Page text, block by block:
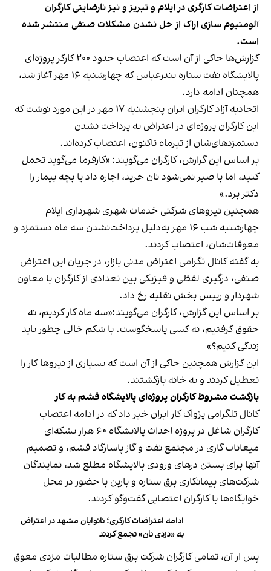
از اعتراضات کارگری در ایلام و تبریز و نیز نارضایتی کارگران
آلومنیوم سازی اراک از حل نشدن مشکلات صنفی منتشر شده
است.
گزارش‌ها حاکی از آن است که اعتصاب حدود ۲۰۰ کارگر پروژه‌ای
پالایشگاه نفت ستاره بندرعباس که چهارشنبه ۱۶ مهر آغاز شد،
همچنان ادامه دارد.
اتحادیه آزاد کارگران ایران پنجشنبه ۱۷ مهر در این مورد نوشت که
این کارگران پروژه‌ای در اعتراض به پرداخت‌ نشدن
دستمزدهای‌شان از تیرماه تاکنون، اعتصاب کرده‌اند.
بر اساس این گزارش، کارگران می‌گویند: «کارفرما می‌گوید تحمل
کنید، اما با صبر نمی‌شود نان خرید، اجاره داد یا بچه بیمار را
دکتر برد.»
همچنین نیروهای شرکتی خدمات شهری شهرداری ایلام
چهارشنبه شب ۱۶ مهر به‌دلیل پرداخت‌نشدن سه ماه دستمزد و
معوقات‌شان، اعتصاب کردند.
به گفته کانال تگرامی اعتراض مدنی بازار، در جریان این اعتراض
صنفی، درگیری لفظی و فیزیکی بین تعدادی از کارگران با معاون
شهردار و رییس بخش نقلیه رخ داد.
بر اساس این گزارش، کارگران می‌گویند:«سه ماه کار کردیم، نه
حقوق گرفتیم، نه کسی پاسخگوست. با شکم خالی چطور باید
زندگی کنیم؟»
این گزارش همچنین حاکی از آن است که بسیاری از نیروها کار را
تعطیل کردند و به خانه بازگشتند.
بازگشت مشروط کارگران پروژه‌ای پالایشگاه قشم به کار
کانال تلگرامی پژواک کار ایران خبر داد که در ادامه اعتصاب
کارگران شاغل در پروژه احداث پالایشگاه ۶۰ هزار بشکه‌ای
میعانات گازی در مجتمع نفت و گاز پاسارگاد قشم، و تصمیم
آنها برای بستن درهای ورودی پالایشگاه مطلع شد، نمایندگان
شرکت‌های پیمانکاری برق ستاره و باربن با حضور در محل
خوابگاه‌ها با کارگران اعتصابی گفت‌وگو کردند.
ادامه اعتراضات کارگری؛ نانوایان مشهد در اعتراض
به «دزدی نان» تجمع کردند
پس از آن، تمامی کارگران شرکت برق ستاره مطالبات مزدی معوق